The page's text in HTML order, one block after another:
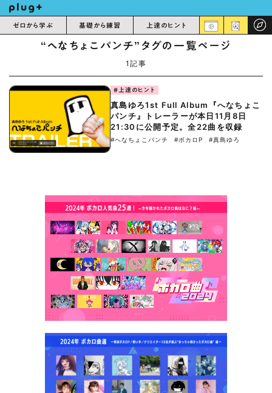
ゼロから学ぶ 基礎から練習 上達のヒント
“へなちょこパンチ”タグの一覧ページ
1記事
#上達のヒント
真島ゆろ1st Full Album『へなちょこ
パンチ』トレーラーが本日11月8日
21:30に公開予定。全22曲を収録
#へなちょこパンチ #ボカロP #真島ゆろ